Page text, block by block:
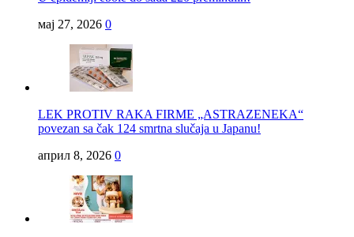
мај 27, 2026 0
LEK PROTIV RAKA FIRME „ASTRAZENEKA“
povezan sa čak 124 smrtna slučaja u Japanu!
април 8, 2026 0